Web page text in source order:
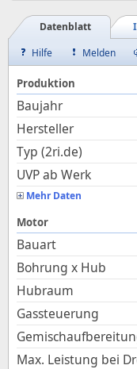
Datenblatt
Hilfe
Melden
Produktion
Baujahr
Hersteller
Typ (2ri.de)
UVP ab Werk
Mehr Daten
Motor
Bauart
Bohrung x Hub
Hubraum
Gassteuerung
Max. Leistung bei